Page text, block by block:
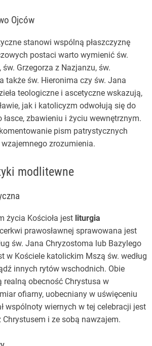
Ojców
stanowi wspólną płaszczyznę
postaci warto wymienić św.
Grzegorza z Nazjanzu, św.
także św. Hieronima czy św. Jana
teologiczne i ascetyczne wskazują,
jak i katolicyzm odwołują się do
zbawieniu i życiu wewnętrznym.
pism patrystycznych
zrozumienia.
modlitewne
życia Kościoła jest liturgia
prawosławnej sprawowana jest
św. Jana Chryzostoma lub Bazylego
w Kościele katolickim Mszą św. według
innych rytów wschodnich. Obie
realną obecność Chrystusa w
ofiarny, uobecniany w uświęceniu
wspólnoty wiernych w tej celebracji jest
Chrystusem i ze sobą nawzajem.